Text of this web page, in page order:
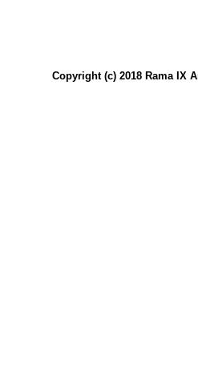
Copyright (c) 2018 Rama IX